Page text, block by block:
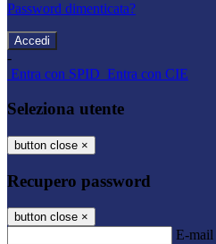
Password dimenticata?
-
Entra con SPID Entra con CIE
Seleziona utente
button close ×
Recupero password
button close ×
E-mail